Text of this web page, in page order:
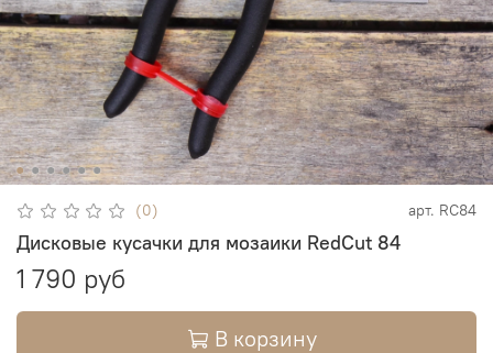
(0) арт. RC84
Дисковые кусачки для мозаики RedCut 84
1 790 руб
В корзину